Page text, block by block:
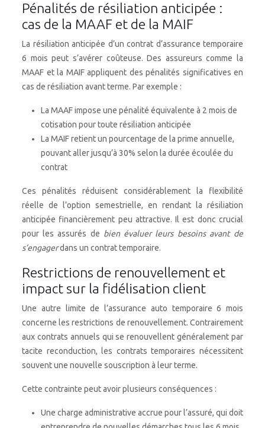
Pénalités de résiliation anticipée :
cas de la MAAF et de la MAIF
La résiliation anticipée d’un contrat d’assurance temporaire
6 mois peut s’avérer coûteuse. Des assureurs comme la
MAAF et la MAIF appliquent des pénalités significatives en
cas de résiliation avant terme. Par exemple :
La MAAF impose une pénalité équivalente à 2 mois de
cotisation pour toute résiliation anticipée
La MAIF retient un pourcentage de la prime annuelle,
pouvant aller jusqu’à 30% selon la durée écoulée du
contrat
Ces pénalités réduisent considérablement la flexibilité
réelle de l’option semestrielle, en rendant la résiliation
anticipée financièrement peu attractive. Il est donc crucial
pour les assurés de bien évaluer leurs besoins avant de
s’engagerdans un contrat temporaire.
Restrictions de renouvellement et
impact sur la fidélisation client
Une autre limite de l’assurance auto temporaire 6 mois
concerne les restrictions de renouvellement. Contrairement
aux contrats annuels qui se renouvellent généralement par
tacite reconduction, les contrats temporaires nécessitent
souvent une nouvelle souscription à leur terme.
Cette contrainte peut avoir plusieurs conséquences :
Une charge administrative accrue pour l’assuré, qui doit